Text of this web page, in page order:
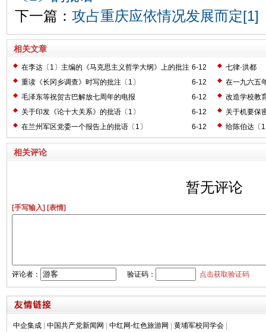
下一篇： 攻占重庆应依情况发展而定[1]
相关文章
6-12
在李达〔1〕主编的《马克思主义哲学大纲》上的批注
〔2〕
七律·洪都
6-12
重读《长冈乡调查》时写的批注〔1〕
在一九六五
6-12
毛泽东等祝贺古巴解放七周年的电报
改造学校教
6-12
关于印发《论十大关系》的批语〔1〕
关于机要保
6-12
在兰州军区党委一个报告上的批语〔1〕 给陈伯达〔
相关评论
暂无评论
[手写输入] [表情]
评论者： 验证码： 点击获取验证码
中企集成 | 中国共产党新闻网 | 中红网-红色旅游网 | 黄埔军校同学会 |